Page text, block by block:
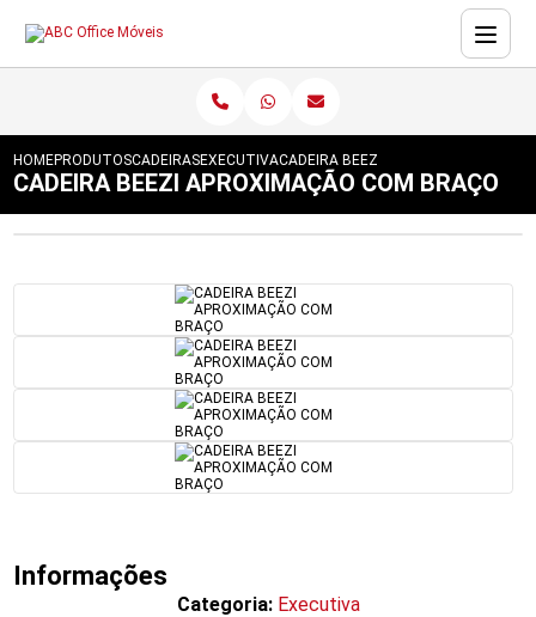
HOMEPRODUTOSCADEIRASEXECUTIVACADEIRA BEEZI APROXIMAÇÃO COM
CADEIRA BEEZI APROXIMAÇÃO COM BRAÇO
Informações
Categoria: Executiva